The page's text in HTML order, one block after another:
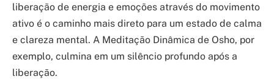
liberação de energia e emoções através do movimento
ativo é o caminho mais direto para um estado de calma
e clareza mental. A Meditação Dinâmica de Osho, por
exemplo, culmina em um silêncio profundo após a
liberação.